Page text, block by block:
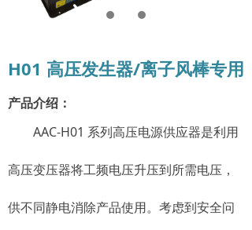
H01 高压发生器/离子风棒专用
产品介绍：
AAC-H01 系列高压电源供应器是利用
高压变压器将工频电压升压到所需电压，
供不同静电消除产品使用。考虑到安全问